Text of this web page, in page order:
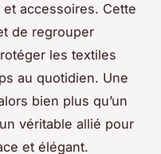
accessoires. Cette
de regrouper
les textiles
au quotidien. Une
bien plus qu’un
véritable allié pour
et élégant.